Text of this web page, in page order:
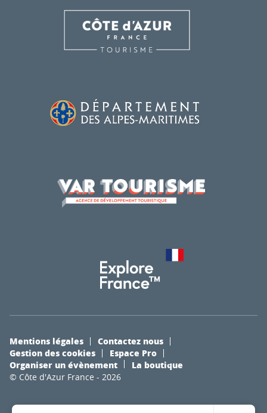
© Côte d'Azur France - 2026
Mentions légales
Contactez nous
Gestion des cookies
Espace Pro
Organiser un évènement
La boutique